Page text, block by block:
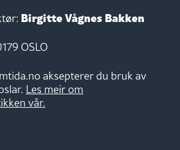
Birgitte Vågnes Bakken
OSLO
aksepterer du bruk av
Les meir om
vår.